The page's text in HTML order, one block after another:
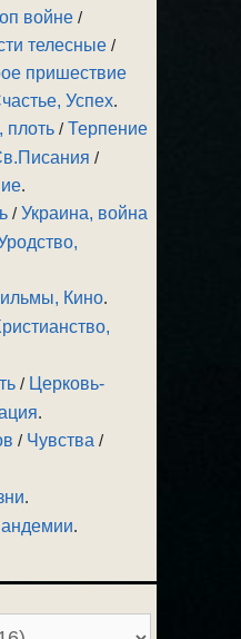
войне /
телесные /
пришествие
Успех.
плоть /Терпение
/
.
/Украина, война
Кино.
/ Церковь-
.
/ Чувства /
.
.